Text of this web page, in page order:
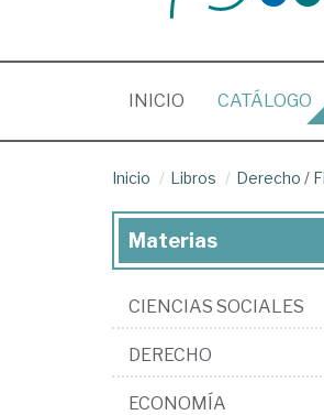
INICIO (CURRENT)
CATÁLOGO
Inicio Libros Derecho /
Materias
CIENCIAS SOCIALES
DERECHO
ECONOMÍA